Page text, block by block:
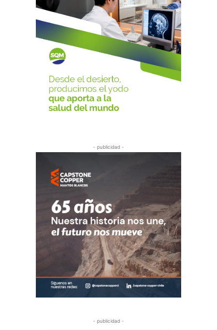
- publicidad -
- publicidad -